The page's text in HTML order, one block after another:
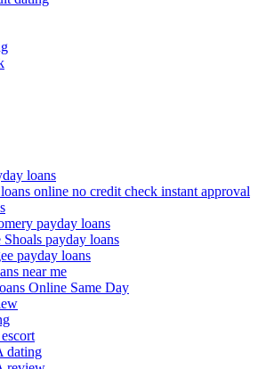
loans
online no credit check instant approval
payday loans
payday loans
payday loans
near me
Online Same Day
dating